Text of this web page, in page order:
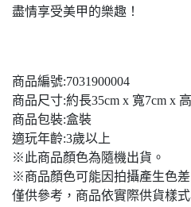
盡情享受美甲的樂趣！
商品編號:7031900004
商品尺寸:約長35cm x 寬7cm x
商品包裝:盒裝
適玩年齡:3歲以上
※此商品顏色為隨機出貨。
※商品顏色可能因拍攝產生色
僅供參考，商品依實際供貨樣式